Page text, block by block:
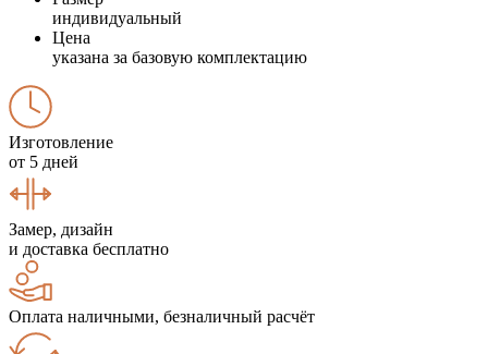
индивидуальный
Цена
указана за базовую комплектацию
Изготовление
от 5 дней
Замер, дизайн
и доставка бесплатно
Оплата наличными, безналичный расчёт